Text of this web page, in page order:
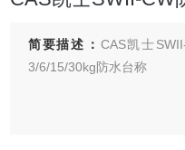
简要描述： CAS凯士
3/6/15/30kg防水台称